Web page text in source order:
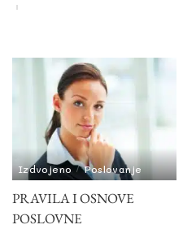
Izdvojeno Poslovanje
PRAVILA I OSNOVE
POSLOVNE